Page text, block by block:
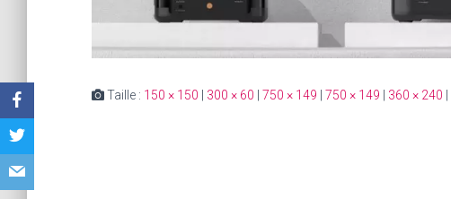
Taille : 150 × 150 300 × 60 750 × 149 750 × 149 360 × 240